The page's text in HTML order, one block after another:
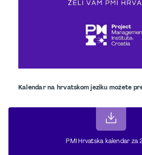
Kalendar na hrvatskom jeziku možete
PMI Hrvatska kalendar za